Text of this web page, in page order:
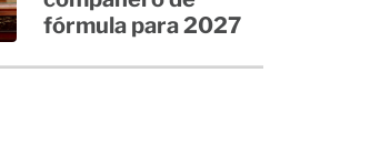
fórmula para 2027